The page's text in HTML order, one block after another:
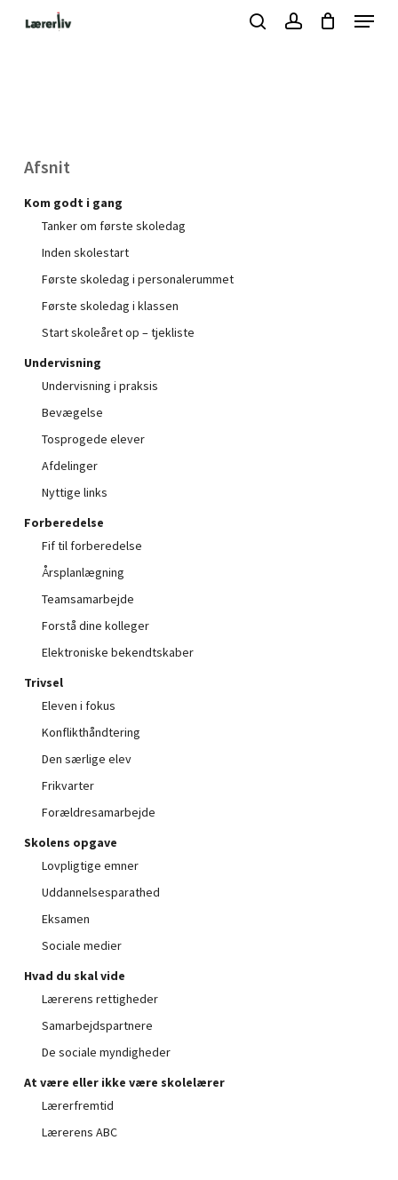
Menu
Ingen varer i kurven.
Afsnit
Kom godt i gang
Tanker om første skoledag
Inden skolestart
Første skoledag i personalerummet
Første skoledag i klassen
Start skoleåret op – tjekliste
Undervisning
Undervisning i praksis
Bevægelse
Tosprogede elever
Afdelinger
Nyttige links
Forberedelse
Fif til forberedelse
Årsplanlægning
Teamsamarbejde
Forstå dine kolleger
Elektroniske bekendtskaber
Trivsel
Eleven i fokus
Konflikthåndtering
Den særlige elev
Frikvarter
Forældresamarbejde
Skolens opgave
Lovpligtige emner
Uddannelsesparathed
Eksamen
Sociale medier
Hvad du skal vide
Lærerens rettigheder
Samarbejdspartnere
De sociale myndigheder
At være eller ikke være skolelærer
Lærerfremtid
Lærerens ABC